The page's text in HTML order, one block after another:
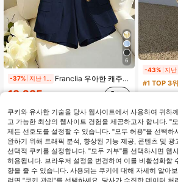
6
-37% Franclia 우아한 캐주얼 통근 복장, 옐로우 블레이저 스타일 반팔 재킷 및 반바지/와이드 레그 팬츠 세트 포함, 여성 봄/여름
13,235원400+ 판매됨
-43%
#1 TOP 3위
11,850
쿠키와 유사한 기술을 당사 웹사이트에서 사용하여 귀하
고 가능한 최상의 웹사이트 경험을 제공하고자 합니다. "
제든 선호도를 설정할 수 있습니다. "모두 허용"을 선택하
완하기 위해 트래픽 분석, 향상된 기능 제공, 콘텐츠 및
선택적 쿠키를 설정합니다. "모두 거부"를 선택하시면 웹
허용됩니다. 브라우저 설정을 변경하여 이를 비활성화할
향을 줄 수 있습니다. 사용되는 쿠키에 대해 자세히 알아
려면 "쿠키 관리"를 선택하세요. 당사가 수집한 데이터 처